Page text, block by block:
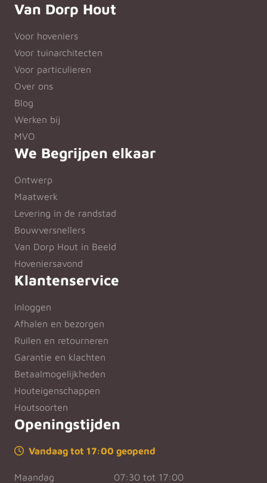
Van Dorp Hout
Voor hoveniers
Voor tuinarchitecten
Voor particulieren
Over ons
Blog
Werken bij
MVO
We Begrijpen elkaar
Ontwerp
Maatwerk
Levering in de randstad
Bouwversnellers
Van Dorp Hout in Beeld
Hoveniersavond
Klantenservice
Inloggen
Afhalen en bezorgen
Ruilen en retourneren
Garantie en klachten
Betaalmogelijkheden
Houteigenschappen
Houtsoorten
Openingstijden
Vandaag tot 17:00 geopend
Maandag
07:30 tot 17:00